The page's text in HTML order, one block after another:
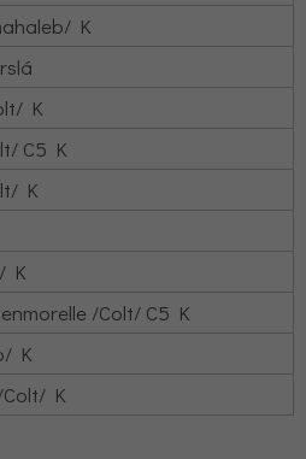
K
K
C5 K
K
K
/Colt/ C5 K
K
K